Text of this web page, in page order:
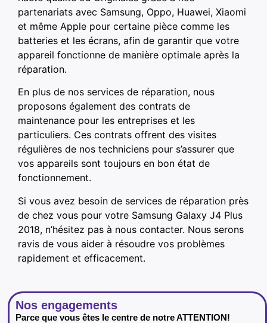
partenariats avec Samsung, Oppo, Huawei, Xiaomi
et même Apple pour certaine pièce comme les
batteries et les écrans, afin de garantir que votre
appareil fonctionne de manière optimale après la
réparation.
En plus de nos services de réparation, nous
proposons également des contrats de
maintenance pour les entreprises et les
particuliers. Ces contrats offrent des visites
régulières de nos techniciens pour s’assurer que
vos appareils sont toujours en bon état de
fonctionnement.
Si vous avez besoin de services de réparation près
de chez vous pour votre Samsung Galaxy J4 Plus
2018, n’hésitez pas à nous contacter. Nous serons
ravis de vous aider à résoudre vos problèmes
rapidement et efficacement.
Nos engagements
Parce que vous êtes le centre de notre ATTENTION!